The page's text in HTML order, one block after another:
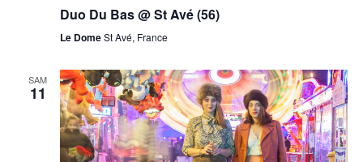
Duo Du Bas @ St Avé (56)
Le DomeSt Avé, France
SAM
11